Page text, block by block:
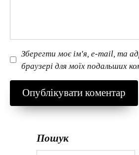
Зберегти моє ім'я, e-mail, та
браузері для моїх подальших
Пошук